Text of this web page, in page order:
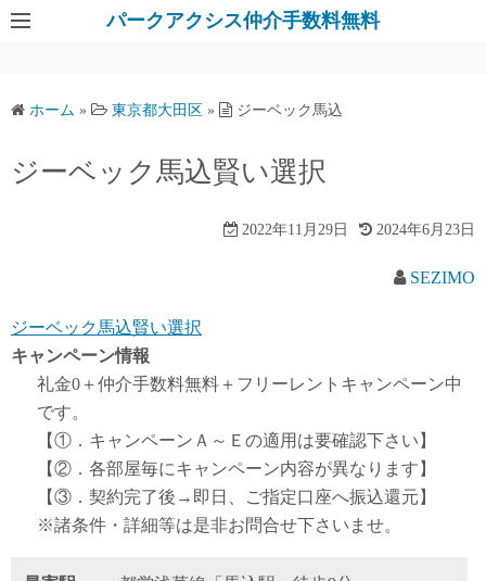
パークアクシス仲介手数料無料
ホーム » 東京都大田区 » ジーベック馬込
ジーベック馬込賢い選択
2022年11月29日 2024年6月23日
SEZIMO
ジーベック馬込賢い選択
キャンペーン情報
礼金0 ＋仲介手数料無料 ＋ フリーレント キャンペーン中
です。
【①．キャンペーンＡ～Ｅの適用は要確認下さい】
【②．各部屋毎にキャンペーン内容が異なります】
【③．契約完了後→即日、ご指定口座へ振込還元】
※諸条件・詳細等は是非お問合せ下さいませ。